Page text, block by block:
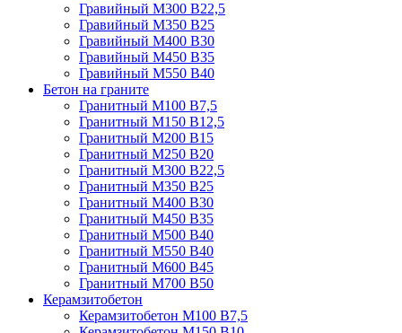
Гравийный М300 В22,5
Гравийный М350 В25
Гравийный М400 В30
Гравийный М450 В35
Гравийный М550 В40
Бетон на граните
Гранитный М100 В7,5
Гранитный М150 В12,5
Гранитный М200 В15
Гранитный М250 В20
Гранитный М300 В22,5
Гранитный М350 В25
Гранитный М400 В30
Гранитный М450 В35
Гранитный М500 В40
Гранитный М550 В40
Гранитный М600 В45
Гранитный М700 В50
Керамзитобетон
Керамзитобетон М100 В7,5